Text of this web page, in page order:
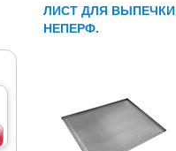
ЛИСТ ДЛЯ ВЫПЕЧКИ
НЕПЕРФ.